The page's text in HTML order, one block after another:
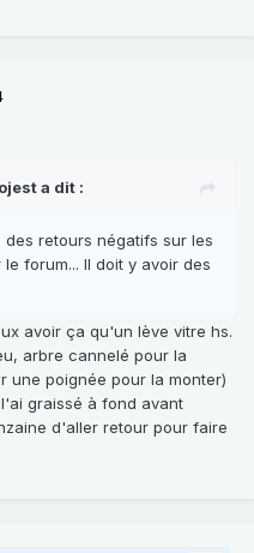
a dit :
retours négatifs sur les
forum... Il doit y avoir des
avoir ça qu'un lève vitre hs.
arbre cannelé pour la
une poignée pour la monter)
graissé à fond avant
d'aller retour pour faire